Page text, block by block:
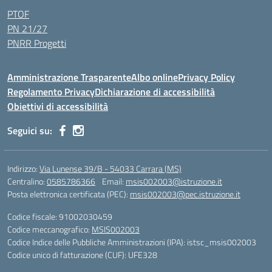
PTOF
PN 21/27
PNRR Progetti
Amministrazione TrasparenteAlbo onlinePrivacy Policy
Regolamento PrivacyDichiarazione di accessibilità
Obiettivi di accessibilità
Seguici su:
Indirizzo:Via Lunense 39/B - 54033 Carrara (MS)
Centralino:0585786366 Email: msis002003@istruzione.it
Posta elettronica certificata (PEC): msis002003@pec.istruzione.it
Codice fiscale: 91002030459
Codice meccanografico: MSIS002003
Codice Indice delle Pubbliche Amministrazioni (IPA): istsc_msis002003
Codice unico di fatturazione (CUF): UFE328